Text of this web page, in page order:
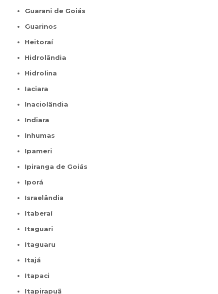
Guarani de Goiás
Guarinos
Heitoraí
Hidrolândia
Hidrolina
Iaciara
Inaciolândia
Indiara
Inhumas
Ipameri
Ipiranga de Goiás
Iporá
Israelândia
Itaberaí
Itaguari
Itaguaru
Itajá
Itapaci
Itapirapuã